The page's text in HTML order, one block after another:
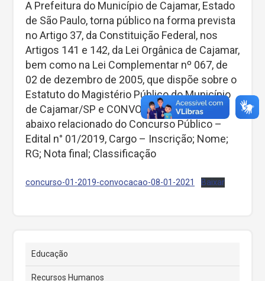
A Prefeitura do Município de Cajamar, Estado
de São Paulo, torna público na forma prevista
no Artigo 37, da Constituição Federal, nos
Artigos 141 e 142, da Lei Orgânica de Cajamar,
bem como na Lei Complementar nº 067, de
02 de dezembro de 2005, que dispõe sobre o
Estatuto do Magistério Público do Município
de Cajamar/SP e CONVOCA o candidato
abaixo relacionado do Concurso Público –
Edital n° 01/2019, Cargo – Inscrição; Nome;
RG; Nota final; Classificação
concurso-01-2019-convocacao-08-01-2021 Baixar
Educação
Recursos Humanos